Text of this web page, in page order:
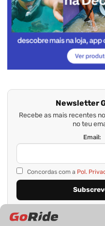
Newsletter
Recebe as mais recentes
no teu
Email:
Concordas com a Pol.